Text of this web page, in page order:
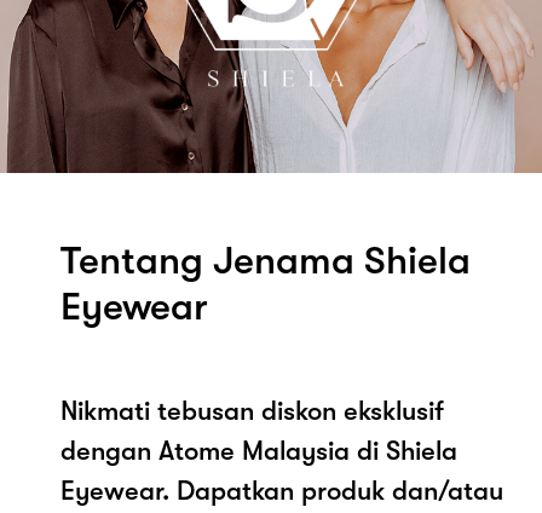
Tentang Jenama Shiela
Eyewear
Nikmati tebusan diskon eksklusif
dengan Atome Malaysia di Shiela
Eyewear. Dapatkan produk dan/atau